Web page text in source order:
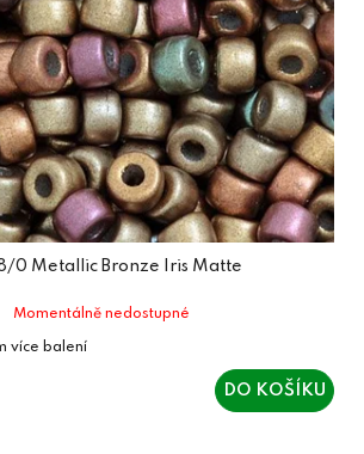
0 Metallic Bronze Iris Matte
Momentálně nedostupné
DO KOŠÍKU